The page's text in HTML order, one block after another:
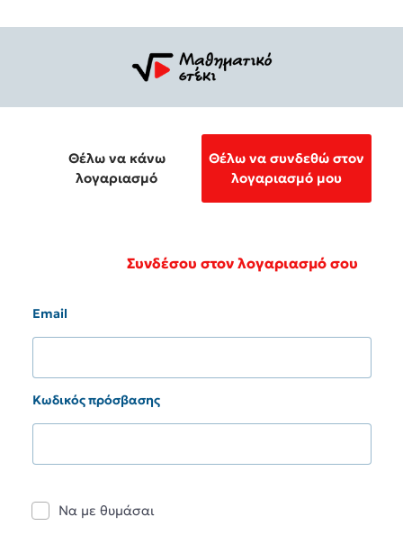
Θέλω να κάνω
λογαριασμό
Θέλω να συνδεθώ στον
λογαριασμό μου
Συνδέσου στον λογαριασμό σου
Email
Κωδικός πρόσβασης
Να με θυμάσαι